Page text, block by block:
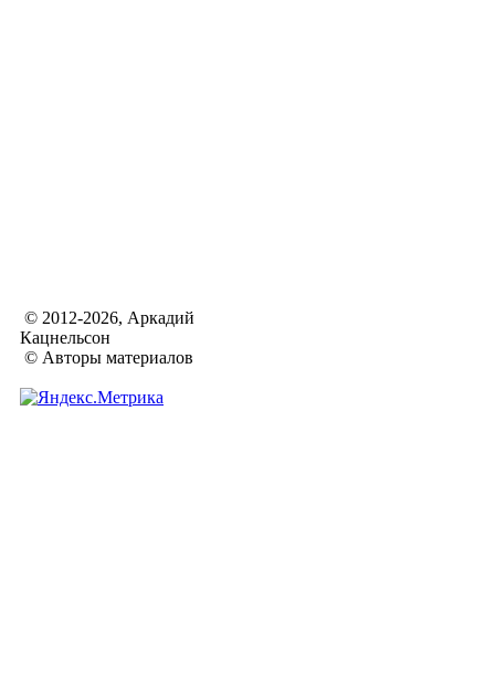
© 2012-2026, Аркадий
Кацнельсон
© Авторы материалов